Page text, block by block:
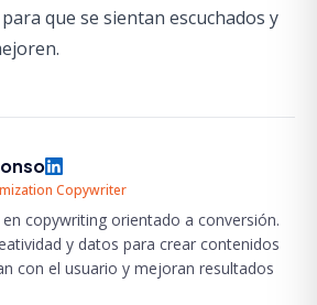
para que se sientan escuchados y
Copywriter
en copywriting orientado a conversión.
y datos para crear contenidos
con el usuario y mejoran resultados